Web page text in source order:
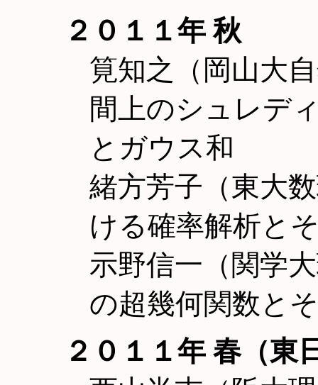
２０１１年 秋
筧知之（岡山大
間上のシュレデ
とガウス和
緒方芳子（東大
ける確率解析と
示野信一（関学
の超幾何関数と
２０１１年 春（東